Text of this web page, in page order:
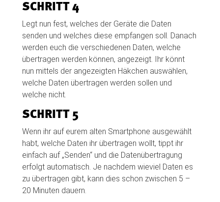
SCHRITT 4
Legt nun fest, welches der Geräte die Daten
senden und welches diese empfangen soll. Danach
werden euch die verschiedenen Daten, welche
übertragen werden können, angezeigt. Ihr könnt
nun mittels der angezeigten Häkchen auswählen,
welche Daten übertragen werden sollen und
welche nicht.
SCHRITT 5
Wenn ihr auf eurem alten Smartphone ausgewählt
habt, welche Daten ihr übertragen wollt, tippt ihr
einfach auf „Senden“ und die Datenübertragung
erfolgt automatisch. Je nachdem wieviel Daten es
zu übertragen gibt, kann dies schon zwischen 5 –
20 Minuten dauern.